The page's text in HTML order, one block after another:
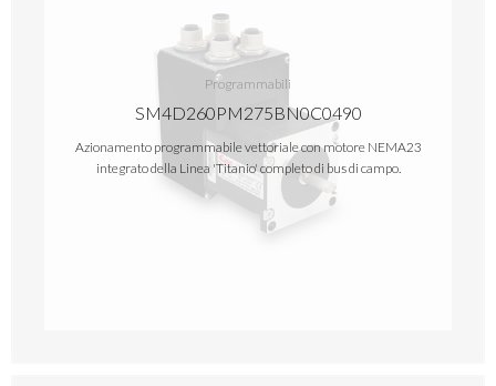
Programmabili
SM4D260PM275BN0C0490
Azionamento programmabile vettoriale con motore NEMA23
integrato della Linea 'Titanio' completo di bus di campo.